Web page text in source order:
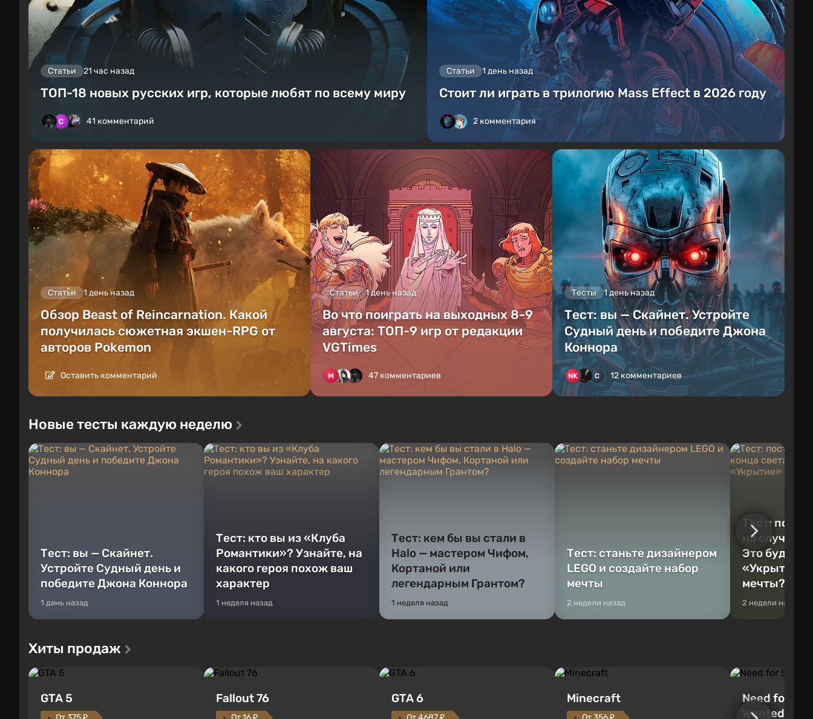
Статьи 21 час назад
ТОП-18 новых русских игр, которые любят по всему миру
41 комментарий
Статьи 1 день назад
Стоит ли играть в трилогию Mass Effect в 2026 году
2 комментария
Статьи 1 день назад
Обзор Beast of Reincarnation. Какой
получилась сюжетная экшен-RPG от
авторов Pokemon
Оставить комментарий
Статьи 1 день назад
Во что поиграть на выходных 8-9
августа: ТОП-9 игр от редакции
VGTimes
47 комментариев
Тесты 1 день назад
Тест: вы — Скайнет. Устройте
Судный день и победите Джона
Коннора
12 комментариев
Новые тесты каждую неделю
Тест: вы — Скайнет.
Устройте Судный день и
победите Джона Коннора
1 день назад
Тест: кто вы из «Клуба
Романтики»? Узнайте, на
какого героя похож ваш
характер
1 неделя назад
Тест: кем бы вы стали в
Halo — мастером Чифом,
Кортаной или
легендарным Грантом?
1 неделя назад
Тест: станьте дизайнером
LEGO и создайте набор
мечты
2 недели назад
Тест:
на случай
Это будет
«Укрытие»
мечты?
2 недели назад
Хиты продаж
GTA 5 Fallout 76 GTA 6 Minecraft
Need for
Wanted